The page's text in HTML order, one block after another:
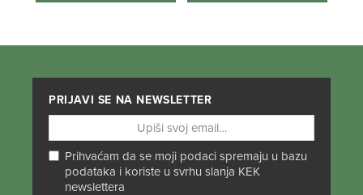
PRIJAVI SE NA NEWSLETTER
Prihvaćam da se moji podaci spremaju u bazu
podataka i koriste u svrhu slanja KEK
newslettera